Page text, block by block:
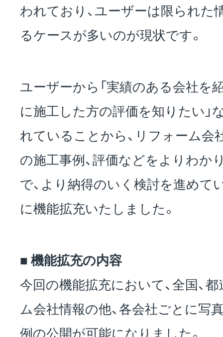
われており、ユーザーは限られた
るケースが多いのが現状です。
ユーザーから「実績のある会社を
に施工した方の評価を知りたい」
れていることから、リフォーム会
の施工事例、評価などをよりわか
で、より納得のいく検討を進めて
に機能拡充いたしました。
■ 機能拡充の内容
今回の機能拡充において、全国、
ム会社情報の他、各会社ごとに写
例の公開が可能になりました。